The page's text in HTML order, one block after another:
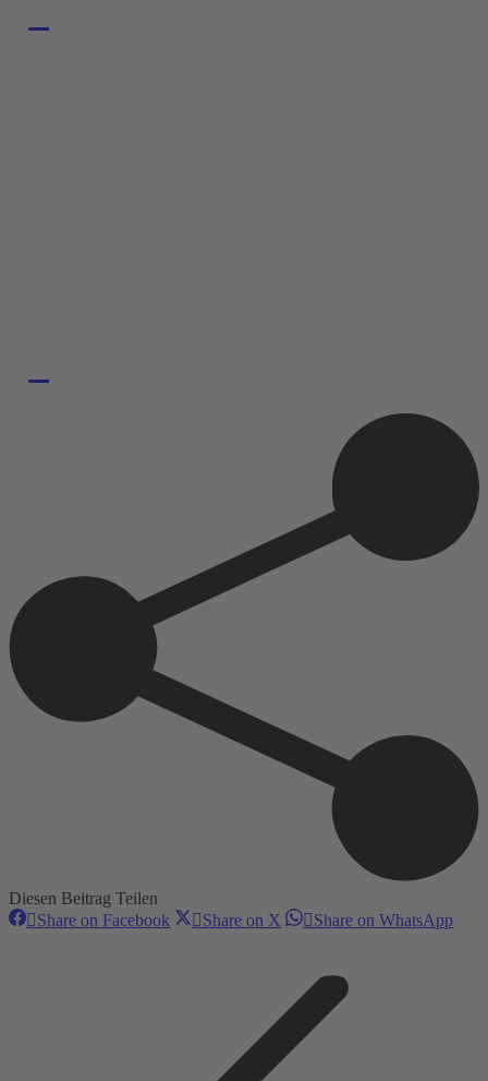
Diesen Beitrag Teilen
Share on Facebook ShareShare on X ShareShare on WhatsApp